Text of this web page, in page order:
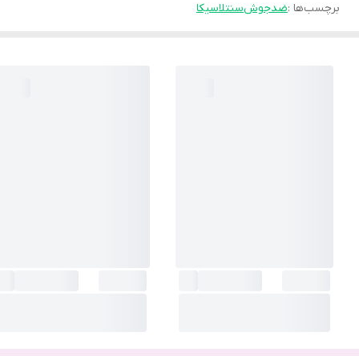
برچسب‌ها :ضدجوشسنتلاسیکا